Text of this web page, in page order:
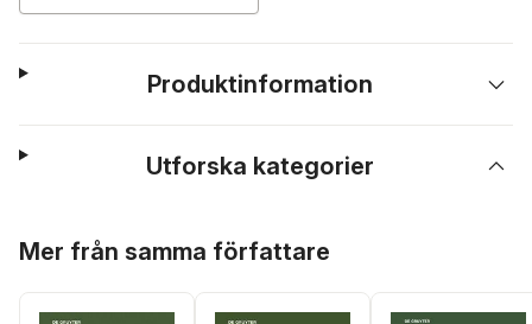
Produktinformation
Utforska kategorier
Mer från samma författare